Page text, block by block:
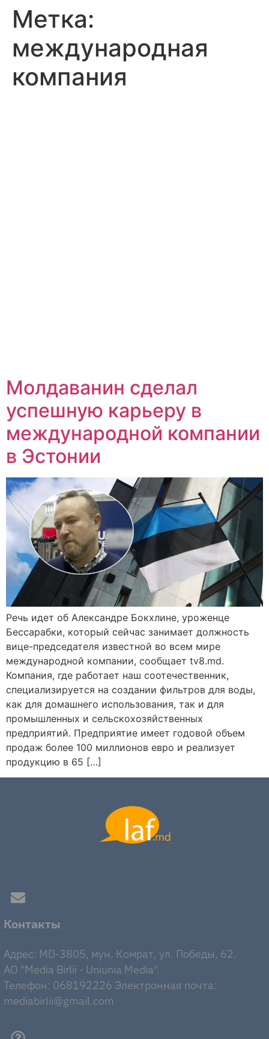
Метка:
международная
компания
Молдаванин сделал
успешную карьеру в
международной компании
в Эстонии
Речь идет об Александре Бокхлине, уроженце
Бессарабки, который сейчас занимает должность
вице-председателя известной во всем мире
международной компании, сообщает tv8.md.
Компания, где работает наш соотечественник,
специализируется на создании фильтров для воды,
как для домашнего использования, так и для
промышленных и сельскохозяйственных
предприятий. Предприятие имеет годовой объем
продаж более 100 миллионов евро и реализует
продукцию в 65 […]
Контакты
Адрес: MD-3805, мун. Комрат, ул. Победы, 62.
AO "Media Birlii - Uniunia Media".
Телефон: 068192226 Электронная почта:
mediabirlii@gmail.com